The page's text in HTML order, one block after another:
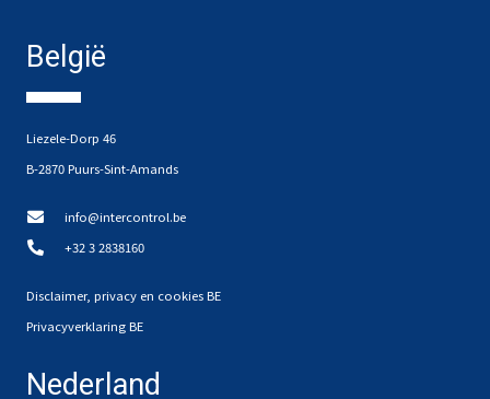
België
Liezele-Dorp 46
B-2870 Puurs-Sint-Amands
info@intercontrol.be
+32 3 2838160
Disclaimer, privacy en cookies BE
Privacyverklaring BE
Nederland